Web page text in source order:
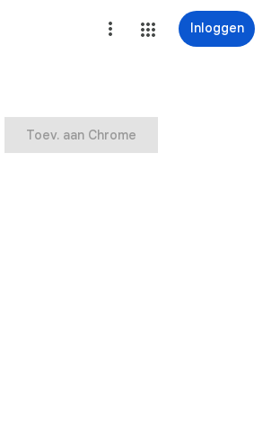
Inloggen
Toev. aan Chrome